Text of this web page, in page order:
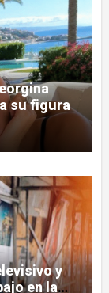
su figura
y
en la